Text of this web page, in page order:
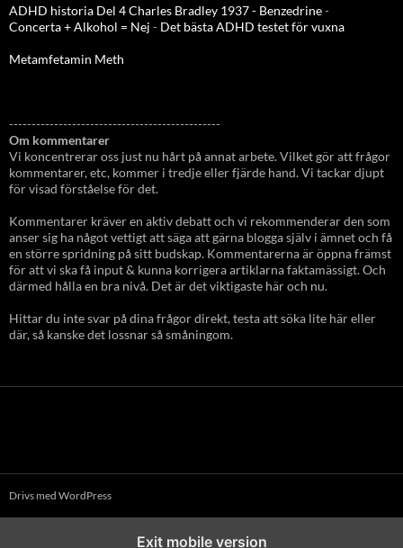
ADHD historia Del 4 Charles Bradley 1937 - Benzedrine-
Concerta + Alkohol = Nej - Det bästa ADHD testet för vuxna
Metamfetamin Meth
-----------------------------------------------
Om kommentarer
Vi koncentrerar oss just nu hårt på annat arbete. Vilket gör att frågor
kommentarer, etc, kommer i tredje eller fjärde hand. Vi tackar djupt
för visad förståelse för det.
Kommentarer kräver en aktiv debatt och vi rekommenderar den som
anser sig ha något vettigt att säga att gärna blogga själv i ämnet och få
en större spridning på sitt budskap. Kommentarerna är öppna främst
för att vi ska få input & kunna korrigera artiklarna faktamässigt. Och
därmed hålla en bra nivå. Det är det viktigaste här och nu.
Hittar du inte svar på dina frågor direkt, testa att söka lite här eller
där, så kanske det lossnar så småningom.
Drivs med WordPress
Exit mobile version